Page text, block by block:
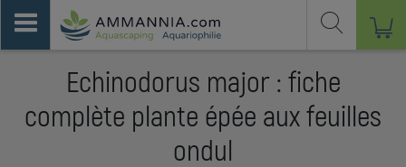
Echinodorus major : fiche
complète plante épée aux feuilles
ondul